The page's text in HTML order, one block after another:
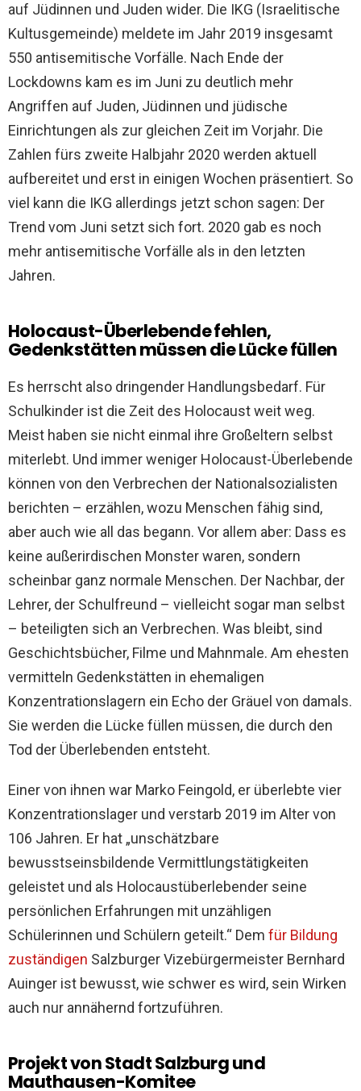
auf Jüdinnen und Juden wider. Die IKG (Israelitische
Kultusgemeinde) meldete im Jahr 2019 insgesamt
550 antisemitische Vorfälle. Nach Ende der
Lockdowns kam es im Juni zu deutlich mehr
Angriffen auf Juden, Jüdinnen und jüdische
Einrichtungen als zur gleichen Zeit im Vorjahr. Die
Zahlen fürs zweite Halbjahr 2020 werden aktuell
aufbereitet und erst in einigen Wochen präsentiert. So
viel kann die IKG allerdings jetzt schon sagen: Der
Trend vom Juni setzt sich fort. 2020 gab es noch
mehr antisemitische Vorfälle als in den letzten
Jahren.
Holocaust-Überlebende fehlen,
Gedenkstätten müssen die Lücke füllen
Es herrscht also dringender Handlungsbedarf. Für
Schulkinder ist die Zeit des Holocaust weit weg.
Meist haben sie nicht einmal ihre Großeltern selbst
miterlebt. Und immer weniger Holocaust-Überlebende
können von den Verbrechen der Nationalsozialisten
berichten – erzählen, wozu Menschen fähig sind,
aber auch wie all das begann. Vor allem aber: Dass es
keine außerirdischen Monster waren, sondern
scheinbar ganz normale Menschen. Der Nachbar, der
Lehrer, der Schulfreund – vielleicht sogar man selbst
– beteiligten sich an Verbrechen. Was bleibt, sind
Geschichtsbücher, Filme und Mahnmale. Am ehesten
vermitteln Gedenkstätten in ehemaligen
Konzentrationslagern ein Echo der Gräuel von damals.
Sie werden die Lücke füllen müssen, die durch den
Tod der Überlebenden entsteht.
Einer von ihnen war Marko Feingold, er überlebte vier
Konzentrationslager und verstarb 2019 im Alter von
106 Jahren. Er hat „unschätzbare
bewusstseinsbildende Vermittlungstätigkeiten
geleistet und als Holocaustüberlebender seine
persönlichen Erfahrungen mit unzähligen
Schülerinnen und Schülern geteilt.“ Dem für Bildung
zuständigen Salzburger Vizebürgermeister Bernhard
Auinger ist bewusst, wie schwer es wird, sein Wirken
auch nur annähernd fortzuführen.
Projekt von Stadt Salzburg und
Mauthausen-Komitee